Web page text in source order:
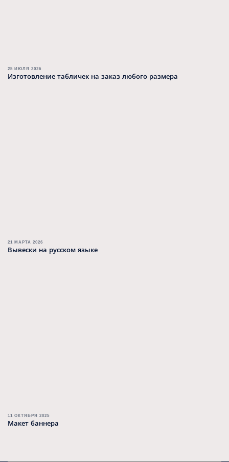
25 ИЮЛЯ 2026
Изготовление табличек на заказ любого размера
21 МАРТА 2026
Вывески на русском языке
11 ОКТЯБРЯ 2025
Макет баннера